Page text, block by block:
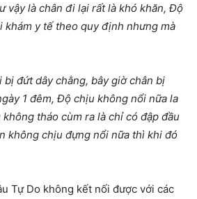
vậy là chân đi lại rất là khó khăn, Độ
khám y tế theo quy định nhưng mà
đứt dây chằng, bây giờ chân bị
1 đêm, Độ chịu không nổi nữa la
tháo cùm ra là chỉ có đập đầu
không chịu đựng nổi nữa thì khi đó
Tự Do không kết nối được với các